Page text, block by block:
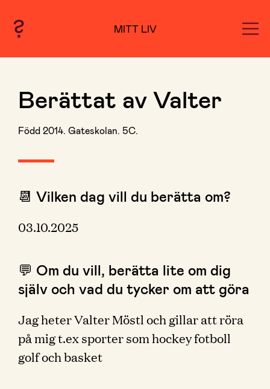
MITT LIV
Berättat av Valter
Född 2014. Gateskolan. 5C.
📆 Vilken dag vill du berätta om?
03.10.2025
💬 Om du vill, berätta lite om dig
själv och vad du tycker om att göra
Jag heter Valter Möstl och gillar att röra
på mig t.ex sporter som hockey fotboll
golf och basket